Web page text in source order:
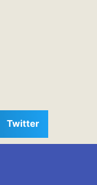
Twitter